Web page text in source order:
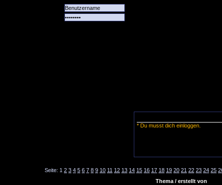
* Du musst dich einloggen.
Seite: 1 2 3 4 5 6 7 8 9 10 11 12 13 14 15 16 17 18 19 20 21 22 23 24 25
Thema / erstellt von